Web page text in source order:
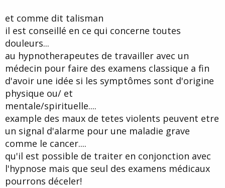
et comme dit talisman
il est conseillé en ce qui concerne toutes
douleurs...
au hypnotherapeutes de travailler avec un
médecin pour faire des examens classique a fin
d'avoir une idée si les symptômes sont d'origine
physique ou/ et
mentale/spirituelle....
example des maux de tetes violents peuvent etre
un signal d'alarme pour une maladie grave
comme le cancer....
qu'il est possible de traiter en conjonction avec
l'hypnose mais que seul des examens médicaux
pourrons déceler!